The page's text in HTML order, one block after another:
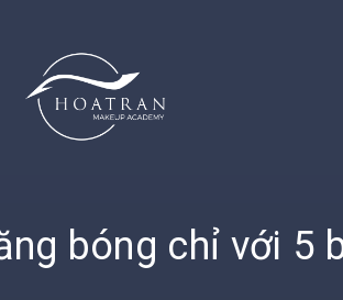
bóng chỉ với 5